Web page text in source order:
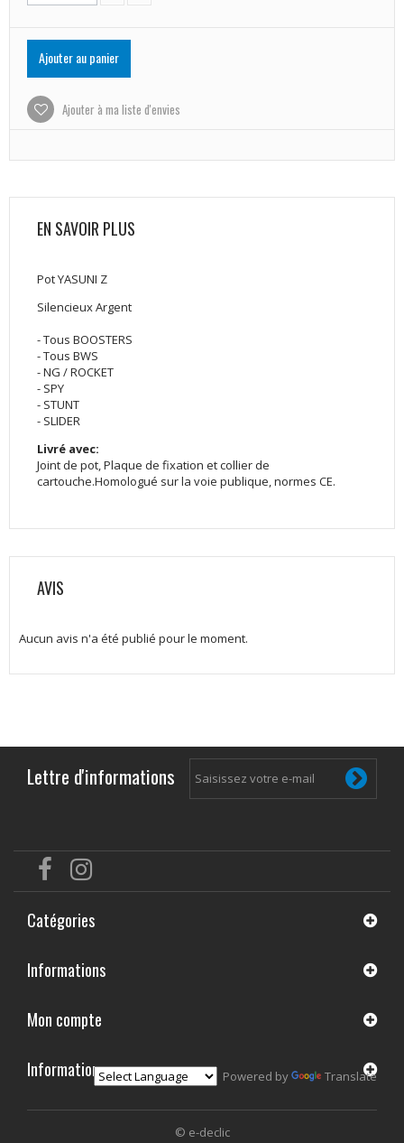
Ajouter au panier
Ajouter à ma liste d'envies
EN SAVOIR PLUS
Pot YASUNI Z
Silencieux Argent
- Tous BOOSTERS
- Tous BWS
- NG / ROCKET
- SPY
- STUNT
- SLIDER
Livré avec:
Joint de pot, Plaque de fixation et collier de
cartouche.Homologué sur la voie publique, normes CE.
AVIS
Aucun avis n'a été publié pour le moment.
Lettre d'informations
Catégories
Informations
© e-declic
Mon compte
Informations Powered by Translate